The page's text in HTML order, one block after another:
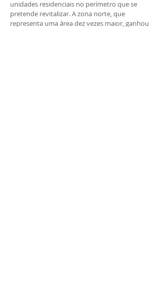
unidades residenciais no perímetro que se
pretende revitalizar. A zona norte, que
representa uma área dez vezes maior, ganhou